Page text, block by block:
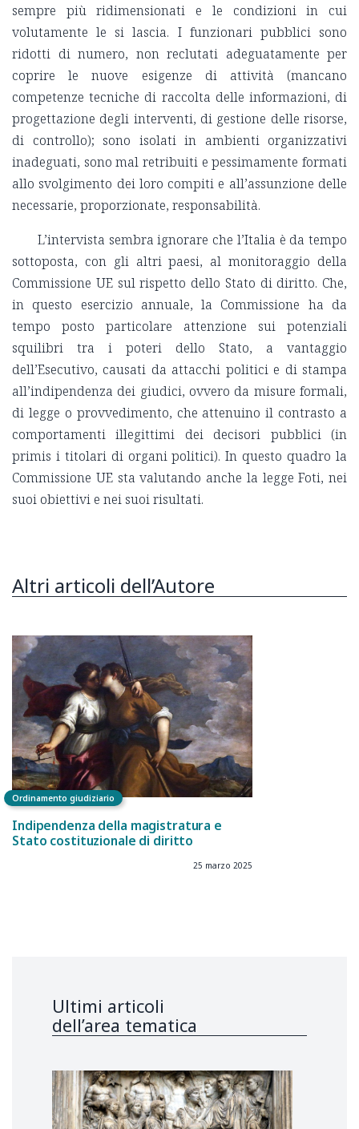
sempre più ridimensionati e le condizioni in cui
volutamente le si lascia. I funzionari pubblici sono
ridotti di numero, non reclutati adeguatamente per
coprire le nuove esigenze di attività (mancano
competenze tecniche di raccolta delle informazioni, di
progettazione degli interventi, di gestione delle risorse,
di controllo); sono isolati in ambienti organizzativi
inadeguati, sono mal retribuiti e pessimamente formati
allo svolgimento dei loro compiti e all’assunzione delle
necessarie, proporzionate, responsabilità.
L’intervista sembra ignorare che l’Italia è da tempo
sottoposta, con gli altri paesi, al monitoraggio della
Commissione UE sul rispetto dello Stato di diritto. Che,
in questo esercizio annuale, la Commissione ha da
tempo posto particolare attenzione sui potenziali
squilibri tra i poteri dello Stato, a vantaggio
dell’Esecutivo, causati da attacchi politici e di stampa
all’indipendenza dei giudici, ovvero da misure formali,
di legge o provvedimento, che attenuino il contrasto a
comportamenti illegittimi dei decisori pubblici (in
primis i titolari di organi politici). In questo quadro la
Commissione UE sta valutando anche la legge Foti, nei
suoi obiettivi e nei suoi risultati.
Altri articoli dell’Autore
Ordinamento giudiziario
Indipendenza della magistratura e
Stato costituzionale di diritto
25 marzo 2025
Ultimi articoli
dell’area tematica